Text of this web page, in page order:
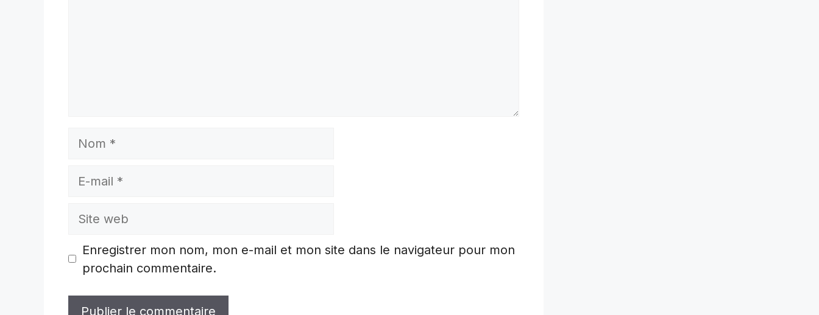
Nom
E-
Site
Enregistrer mon nom, mon e-mail et mon site dans le navigateur pour mon
prochain commentaire.